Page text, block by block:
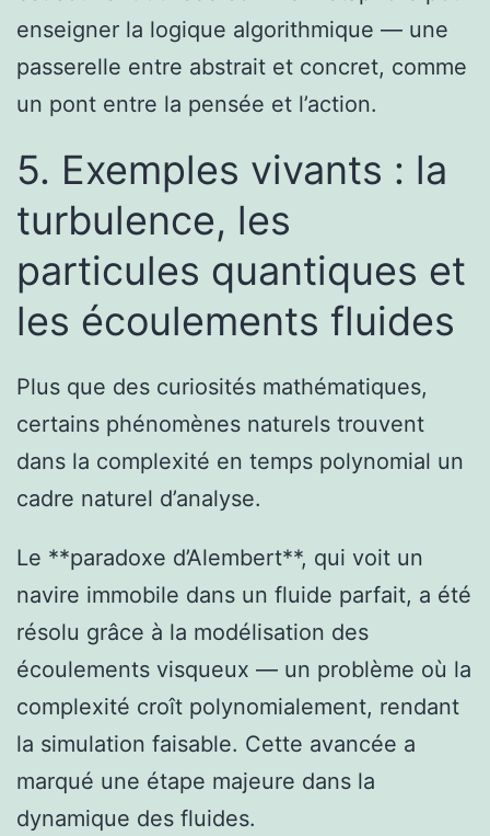
enseigner la logique algorithmique — une
passerelle entre abstrait et concret, comme
un pont entre la pensée et l’action.
5. Exemples vivants : la
turbulence, les
particules quantiques et
les écoulements fluides
Plus que des curiosités mathématiques,
certains phénomènes naturels trouvent
dans la complexité en temps polynomial un
cadre naturel d’analyse.
Le **paradoxe d’Alembert**, qui voit un
navire immobile dans un fluide parfait, a été
résolu grâce à la modélisation des
écoulements visqueux — un problème où la
complexité croît polynomialement, rendant
la simulation faisable. Cette avancée a
marqué une étape majeure dans la
dynamique des fluides.